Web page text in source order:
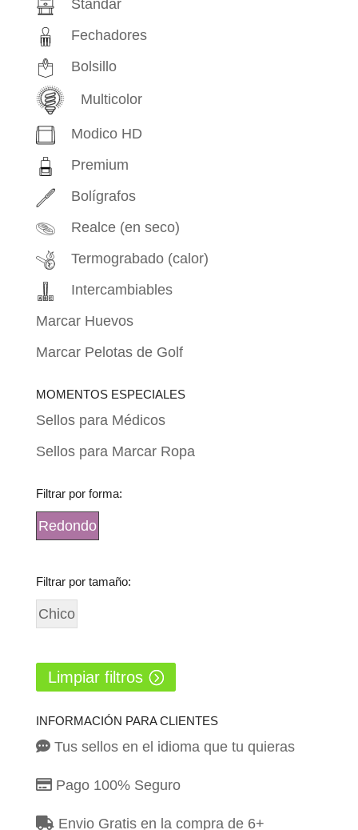
Stándar
Fechadores
Bolsillo
Multicolor
Modico HD
Premium
Bolígrafos
Realce (en seco)
Termograbado (calor)
Intercambiables
Marcar Huevos
Marcar Pelotas de Golf
MOMENTOS ESPECIALES
Sellos para Médicos
Sellos para Marcar Ropa
Filtrar por forma:
Redondo
Filtrar por tamaño:
Chico
Limpiar filtros
INFORMACIÓN PARA CLIENTES
Tus sellos en el idioma que tu quieras
Pago 100% Seguro
Envio Gratis en la compra de 6+